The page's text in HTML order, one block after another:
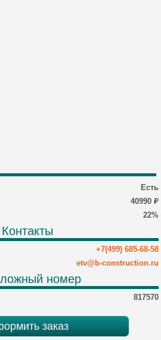
Есть
40990 ₽
22%
Контакты
+7(499) 685-68-58
etv@b-construction.ru
номер
817570
заказ